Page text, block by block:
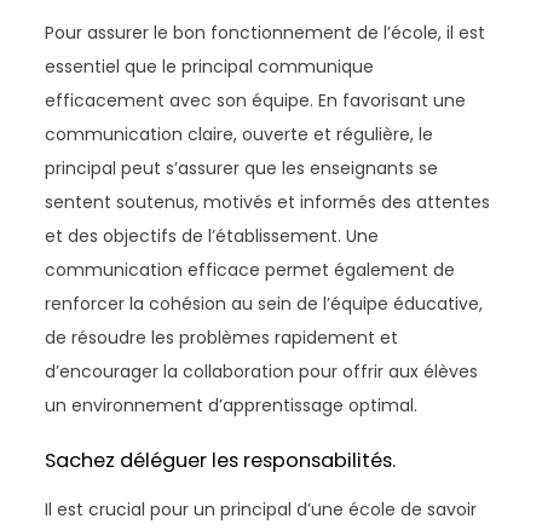
Pour assurer le bon fonctionnement de l’école, il est
essentiel que le principal communique
efficacement avec son équipe. En favorisant une
communication claire, ouverte et régulière, le
principal peut s’assurer que les enseignants se
sentent soutenus, motivés et informés des attentes
et des objectifs de l’établissement. Une
communication efficace permet également de
renforcer la cohésion au sein de l’équipe éducative,
de résoudre les problèmes rapidement et
d’encourager la collaboration pour offrir aux élèves
un environnement d’apprentissage optimal.
Sachez déléguer les responsabilités.
Il est crucial pour un principal d’une école de savoir